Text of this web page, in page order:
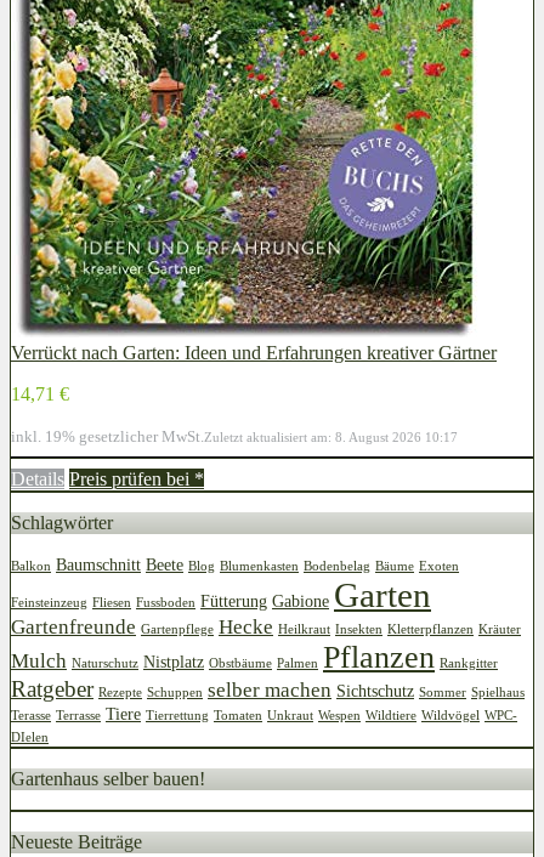
Verrückt nach Garten: Ideen und Erfahrungen kreativer Gärtner
14,71 €
inkl. 19% gesetzlicher MwSt. Zuletzt aktualisiert am: 8. August 2026 10:17
Details Preis prüfen bei *
Schlagwörter
Balkon Baumschnitt Beete Blog Blumenkasten Bodenbelag Bäume Exoten
Feinsteinzeug Fliesen Fussboden Fütterung Gabione Garten
Gartenfreunde Gartenpflege Hecke Heilkraut Insekten Kletterpflanzen Kräuter
Mulch Naturschutz Nistplatz Obstbäume Palmen Pflanzen Rankgitter
Ratgeber Rezepte Schuppen selber machen Sichtschutz Sommer Spielhaus
Terasse Terrasse Tiere Tierrettung Tomaten Unkraut Wespen Wildtiere Wildvögel WPC-
DIelen
Gartenhaus selber bauen!
Neueste Beiträge